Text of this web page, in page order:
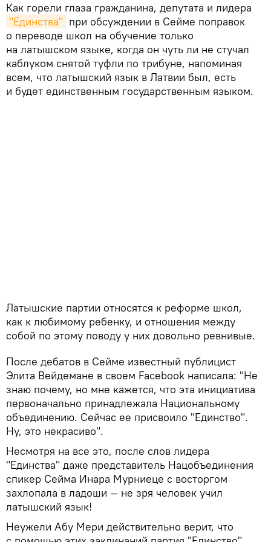
Как горели глаза гражданина, депутата и лидера
"Единства" при обсуждении в Сейме поправок
о переводе школ на обучение только
на латышском языке, когда он чуть ли не стучал
каблуком снятой туфли по трибуне, напоминая
всем, что латышский язык в Латвии был, есть
и будет единственным государственным языком.
Латышские партии относятся к реформе школ,
как к любимому ребенку, и отношения между
собой по этому поводу у них довольно ревнивые.
После дебатов в Сейме известный публицист
Элита Вейдемане в своем Facebook написала: "Не
знаю почему, но мне кажется, что эта инициатива
первоначально принадлежала Национальному
объединению. Сейчас ее присвоило "Единство".
Ну, это некрасиво".
Несмотря на все это, после слов лидера
"Единства" даже представитель Нацобъединения
спикер Сейма Инара Мурниеце с восторгом
захлопала в ладоши — не зря человек учил
латышский язык!
Неужели Абу Мери действительно верит, что